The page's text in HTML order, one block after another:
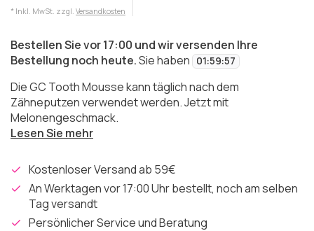
* Inkl. MwSt. zzgl. Versandkosten
Bestellen Sie vor 17:00 und wir versenden Ihre
Bestellung noch heute.Sie haben 01:59:57
Die GC Tooth Mousse kann täglich nach dem
Zähneputzen verwendet werden. Jetzt mit
Melonengeschmack.
Lesen Sie mehr
Kostenloser Versand ab 59€
An Werktagen vor 17:00 Uhr bestellt, noch am selben
Tag versandt
Persönlicher Service und Beratung